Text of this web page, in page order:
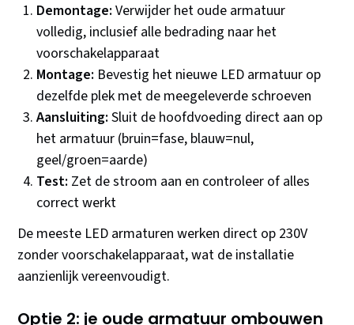
Demontage: Verwijder het oude armatuur
volledig, inclusief alle bedrading naar het
voorschakelapparaat
Montage: Bevestig het nieuwe LED armatuur op
dezelfde plek met de meegeleverde schroeven
Aansluiting: Sluit de hoofdvoeding direct aan op
het armatuur (bruin=fase, blauw=nul,
geel/groen=aarde)
Test: Zet de stroom aan en controleer of alles
correct werkt
De meeste LED armaturen werken direct op 230V
zonder voorschakelapparaat, wat de installatie
aanzienlijk vereenvoudigt.
Optie 2: je oude armatuur ombouwen